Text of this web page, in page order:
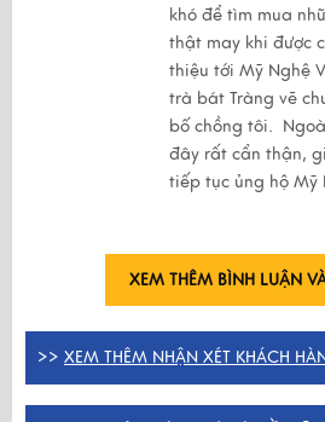
khó để tìm mua
thật may khi được
thiệu tới Mỹ Nghệ
trà bát Tràng vẽ
bố chồng tôi.
đây rất cẩn thận,
tiếp tục ủng hộ Mỹ
XEM THÊM BÌNH LUẬN
>> XEM THÊM NHẬN XÉT KHÁCH